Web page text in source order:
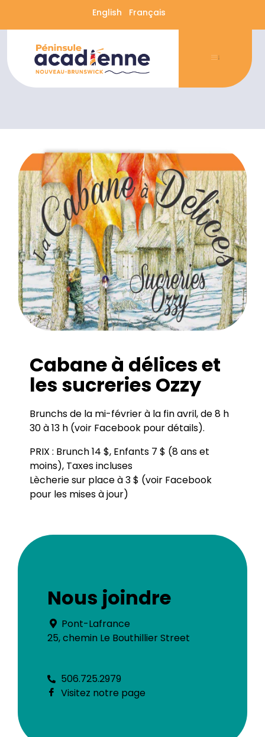
English Français
Cabane à délices et
les sucreries Ozzy
Brunchs de la mi-février à la fin avril, de 8 h
30 à 13 h (voir Facebook pour détails).
PRIX : Brunch 14 $, Enfants 7 $ (8 ans et
moins), Taxes incluses
Lècherie sur place à 3 $ (voir Facebook
pour les mises à jour)
Nous joindre
Pont-Lafrance
25, chemin Le Bouthillier Street
506.725.2979
Visitez notre page